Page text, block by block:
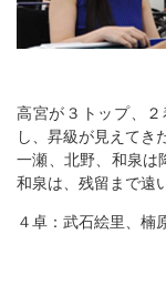
高宮が３トップ、
し、昇級が見えてき
一瀬、北野、和泉は
和泉は、残留まで遠
４卓：武石絵里、楠